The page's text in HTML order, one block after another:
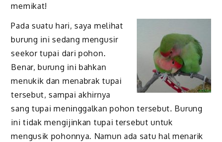
memikat!
Pada suatu hari, saya melihat
burung ini sedang mengusir
seekor tupai dari pohon.
Benar, burung ini bahkan
menukik dan menabrak tupai
tersebut, sampai akhirnya
sang tupai meninggalkan pohon tersebut. Burung
ini tidak mengijinkan tupai tersebut untuk
mengusik pohonnya. Namun ada satu hal menarik